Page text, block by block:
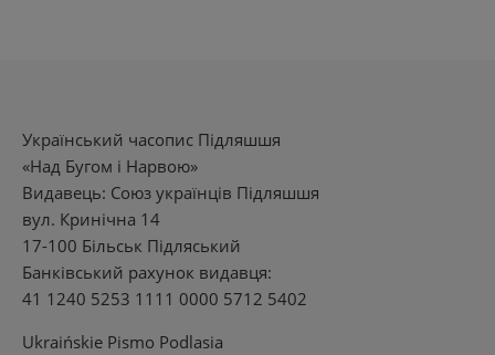
Український часопис Підляшшя
«Над Бугом і Нарвою»
Видавець: Союз українців Підляшшя
вул. Кринічна 14
17-100 Більськ Підляський
Банківський рахунок видавця:
41 1240 5253 1111 0000 5712 5402
Ukraińskie Pismo Podlasia